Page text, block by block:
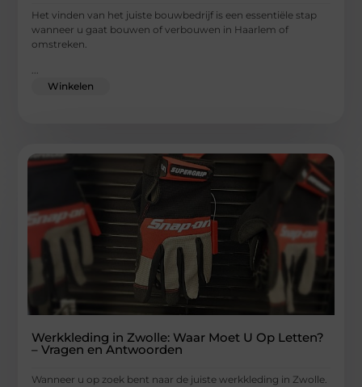
Het vinden van het juiste bouwbedrijf is een essentiële stap
wanneer u gaat bouwen of verbouwen in Haarlem of
omstreken.
...
Winkelen
Werkkleding in Zwolle: Waar Moet U Op Letten?
– Vragen en Antwoorden
Wanneer u op zoek bent naar de juiste werkkleding in Zwolle.